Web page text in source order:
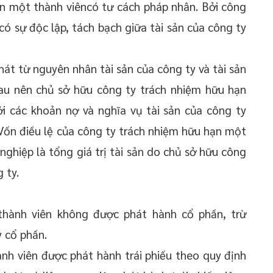
thành viêncó tư cách pháp nhân. Bởi công
sự độc lập, tách bạch giữa tài sản của công ty
từ nguyên nhân tài sản của công ty và tài sản
nên chủ sở hữu công ty trách nhiệm hữu hạn
các khoản nợ và nghĩa vụ tài sản của công ty
điều lệ của công ty trách nhiệm hữu hạn một
là tổng giá trị tài sản do chủ sở hữu công
ty.
viên không được phát hành cổ phần, trừ
phần.
viên được phát hành trái phiếu theo quy định